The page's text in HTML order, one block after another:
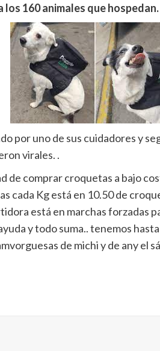
los 160 animales que hospedan.
por uno de sus cuidadores y
virales. .
de comprar croquetas a bajo
cada Kg está en 10.50 de
está en marchas forzadas
y todo suma.. tenemos
de michi y de any el